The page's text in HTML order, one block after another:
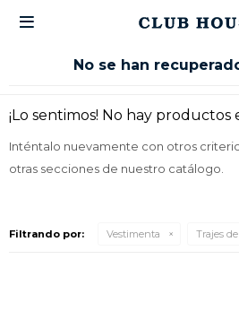

No se han
¡Lo sentimos! No hay productos
Inténtalo nuevamente con otros
otras secciones de nuestro catálogo.
Filtrando por: Vestimenta Trajes